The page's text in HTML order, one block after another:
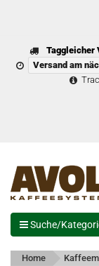
Taggleicher
Versand am
Suche/
Home